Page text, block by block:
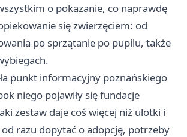
o pokazanie, co naprawdę
się zwierzęciem: od
po sprzątanie po pupilu, także
punkt informacyjny poznańskiego
niego pojawiły się fundacje
zestaw daje coś więcej niż ulotki i
od razu dopytać o adopcję, potrzeby